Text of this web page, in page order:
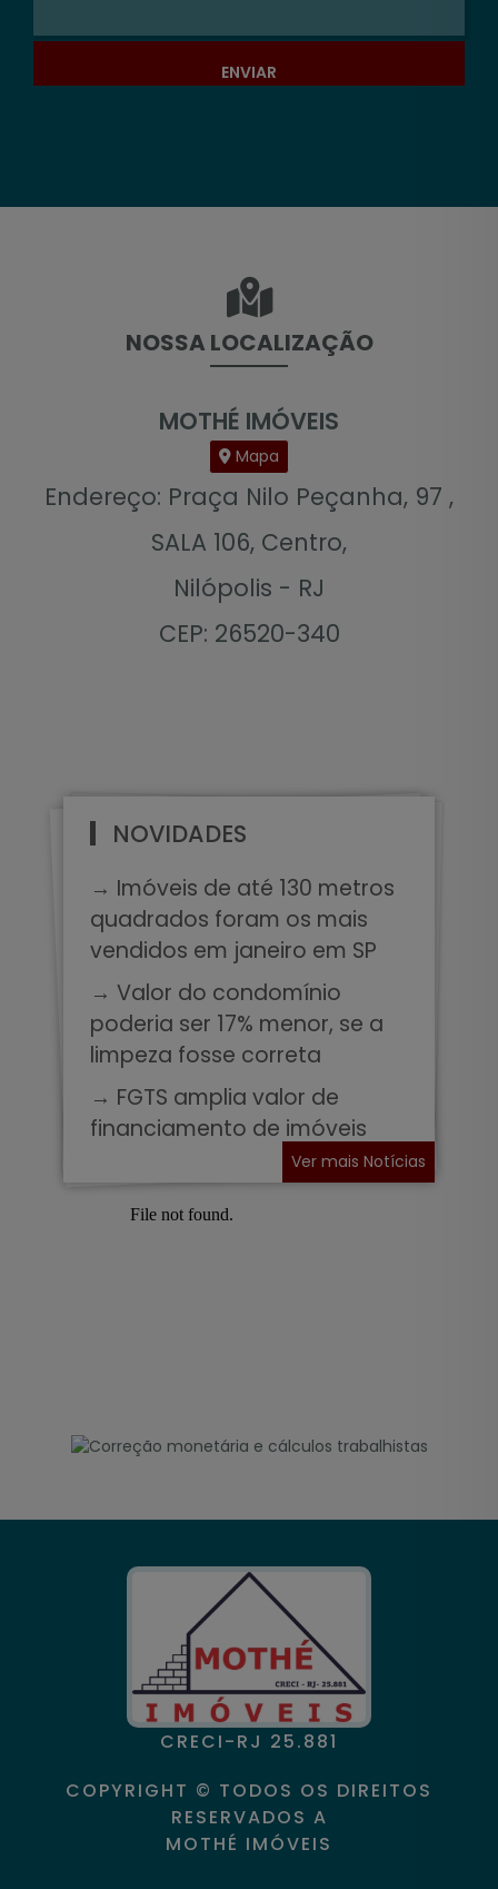
ENVIAR
NOSSA LOCALIZAÇÃO
MOTHÉ IMÓVEIS
Mapa
Endereço: Praça Nilo Peçanha, 97 ,
SALA 106, Centro,
Nilópolis - RJ
CEP: 26520-340
NOVIDADES
→ Imóveis de até 130 metros
quadrados foram os mais
vendidos em janeiro em SP
→ Valor do condomínio
poderia ser 17% menor, se a
limpeza fosse correta
→ FGTS amplia valor de
financiamento de imóveis
Ver mais Notícias
CRECI-RJ 25.881
COPYRIGHT © TODOS OS DIREITOS
RESERVADOS A
MOTHÉ IMÓVEIS